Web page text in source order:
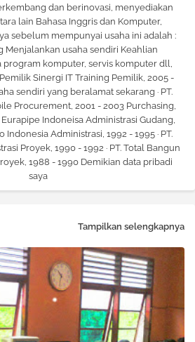
dan berinovasi, menyediakan
lain Bahasa Inggris dan Komputer,
sebelum mempunyai usaha ini adalah :
Menjalankan usaha sendiri Keahlian
program komputer, servis komputer dll,
Sinergi IT Training Pemilik, 2005 -
sendiri yang beralamat sekarang · PT.
Procurement, 2001 - 2003 Purchasing,
Eurapipe Indoneisa Administrasi Gudang,
Indonesia Administrasi, 1992 - 1995 · PT.
Proyek, 1990 - 1992 · PT. Total Bangun
1988 - 1990 Demikian data pribadi
saya
Tampilkan selengkapnya